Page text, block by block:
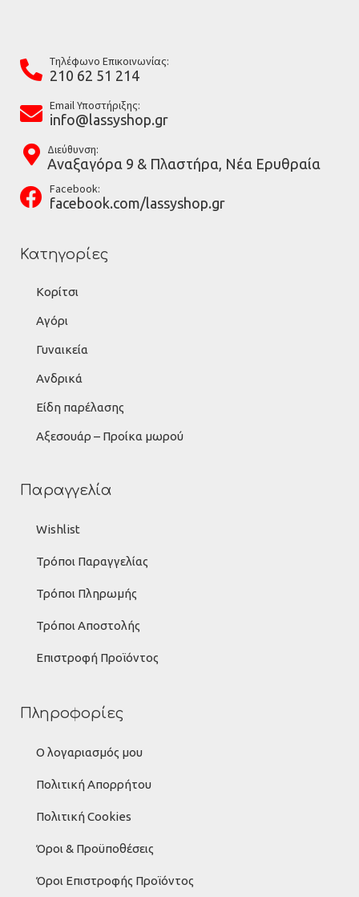
Tηλέφωνο Επικοινωνίας:
210 62 51 214
Email Υποστήριξης:
info@lassyshop.gr
Διεύθυνση:
Αναξαγόρα 9 & Πλαστήρα, Νέα Ερυθραία
Facebook:
facebook.com/lassyshop.gr
Κατηγορίες
Κορίτσι
Αγόρι
Γυναικεία
Ανδρικά
Είδη παρέλασης
Αξεσουάρ – Προίκα μωρού
Παραγγελία
Wishlist
Τρόποι Παραγγελίας
Τρόποι Πληρωμής
Τρόποι Αποστολής
Επιστροφή Προϊόντος
Πληροφορίες
Ο λογαριασμός μου
Πολιτική Απορρήτου
Πολιτική Cookies
Όροι & Προϋποθέσεις
Όροι Επιστροφής Προϊόντος